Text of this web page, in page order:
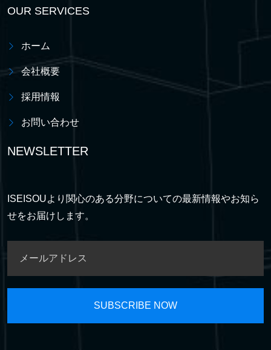
OUR SERVICES
ホーム
会社概要
採用情報
お問い合わせ
NEWSLETTER
ISEISOUより関心のある分野についての最新情報やお知ら
せをお届けします。